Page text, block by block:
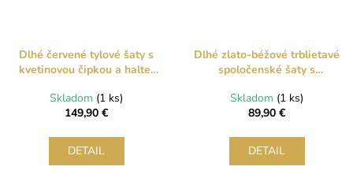
Dlhé červené tylové šaty s
kvetinovou čipkou a halter
Skladom (1 ks)
149,90 €
DETAIL
Dlhé zlato-béžové trblietavé
spoločenské šaty s
Skladom (1 ks)
89,90 €
DETAIL